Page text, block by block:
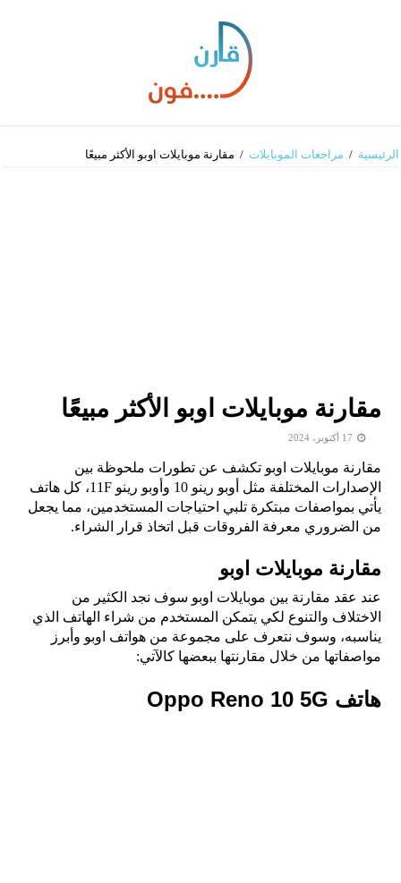
الرئيسية / مراجعات الموبايلات / مقارنة موبايلات اوبو الأكثر مبيعًا
مقارنة موبايلات اوبو الأكثر مبيعًا
17 أكتوبر، 2024
مقارنة موبايلات اوبو تكشف عن تطورات ملحوظة بين
الإصدارات المختلفة مثل أوبو رينو 10 وأوبو رينو 11F، كل هاتف
يأتي بمواصفات مبتكرة تلبي احتياجات المستخدمين، مما يجعل
من الضروري معرفة الفروقات قبل اتخاذ قرار الشراء.
مقارنة موبايلات اوبو
عند عقد مقارنة بين موبايلات اوبو سوف نجد الكثير من
الاختلاف والتنوع لكي يتمكن المستخدم من شراء الهاتف الذي
يناسبه، وسوف نتعرف على مجموعة من هواتف اوبو وأبرز
مواصفاتها من خلال مقارنتها ببعضها كالآتي:
هاتف Oppo Reno 10 5G